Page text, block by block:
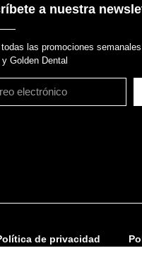
a nuestra
todas las promociones
Golden Dental
de privacidad